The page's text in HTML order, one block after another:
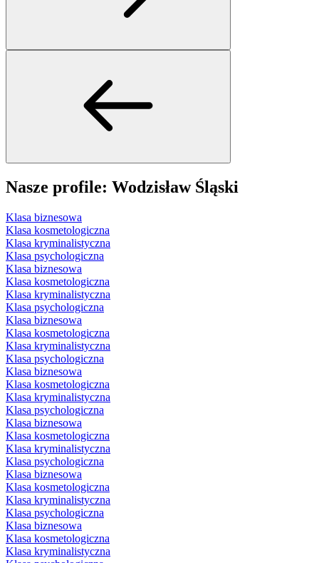
Nasze profile: Wodzisław Śląski
Klasa biznesowa
Klasa kosmetologiczna
Klasa kryminalistyczna
Klasa psychologiczna
Klasa biznesowa
Klasa kosmetologiczna
Klasa kryminalistyczna
Klasa psychologiczna
Klasa biznesowa
Klasa kosmetologiczna
Klasa kryminalistyczna
Klasa psychologiczna
Klasa biznesowa
Klasa kosmetologiczna
Klasa kryminalistyczna
Klasa psychologiczna
Klasa biznesowa
Klasa kosmetologiczna
Klasa kryminalistyczna
Klasa psychologiczna
Klasa biznesowa
Klasa kosmetologiczna
Klasa kryminalistyczna
Klasa psychologiczna
Klasa biznesowa
Klasa kosmetologiczna
Klasa kryminalistyczna